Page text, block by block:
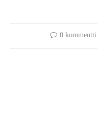
0 kommentti